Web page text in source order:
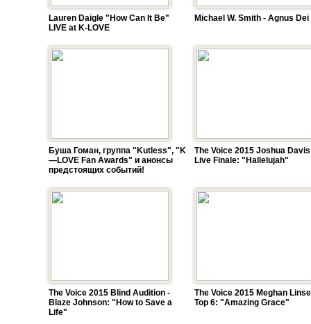
Lauren Daigle "How Can It Be"
LIVE at K-LOVE
Michael W. Smith - Agnus Dei
Буша Гоман, группа "Kutless", "K
—LOVE Fan Awards" и анонсы
предстоящих событий!
The Voice 2015 Joshua
Live Finale: "Hallelujah"
The Voice 2015 Blind Audition -
Blaze Johnson: "How to Save a
Life"
The Voice 2015 Meghan
Top 6: "Amazing Grace"